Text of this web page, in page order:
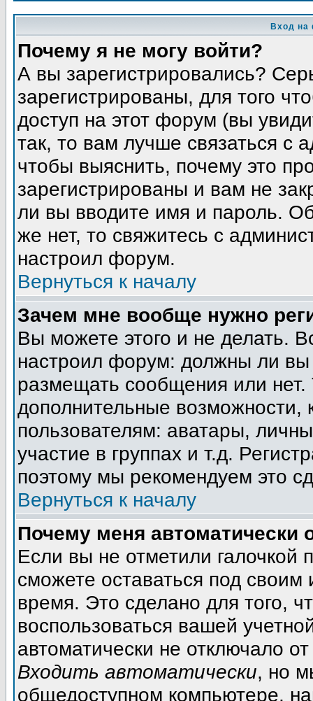
Вход на
Почему я не могу войти?
А вы зарегистрировались?
зарегистрированы, для того
доступ на этот форум (вы
так, то вам лучше связаться с
чтобы выяснить, почему это
зарегистрированы и вам не
ли вы вводите имя и пароль.
же нет, то свяжитесь с
настроил форум.
Вернуться к началу
Зачем мне вообще нужно
Вы можете этого и не делать.
настроил форум: должны ли вы
размещать сообщения или
дополнительные
пользователям: аватары,
участие в группах и т.д.
поэтому мы рекомендуем это
Вернуться к началу
Почему меня автоматически
Если вы не отметили галочкой
сможете оставаться под
время. Это сделано для того,
воспользоваться вашей
автоматически не отключало
Входить автоматически, но
общедоступном компьютере,